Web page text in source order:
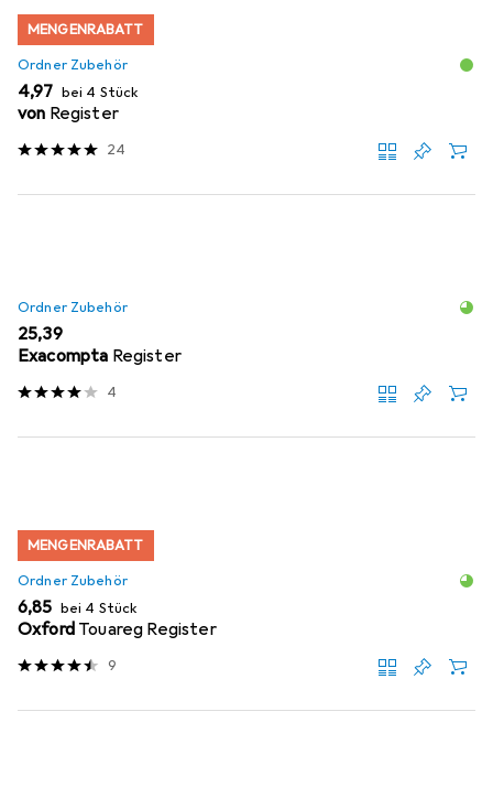
MENGENRABATT
Ordner Zubehör
EUR
4,97 bei 4 Stück
von Register
24
Ordner Zubehör
EUR
25,39
Exacompta Register
4
MENGENRABATT
Ordner Zubehör
EUR
6,85 bei 4 Stück
Oxford Touareg Register
9